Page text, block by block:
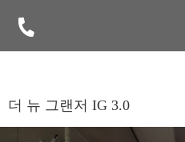
더 뉴 그랜저 IG 3.0